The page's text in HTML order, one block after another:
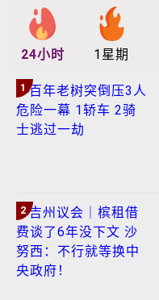
24小时 1星期
1
2